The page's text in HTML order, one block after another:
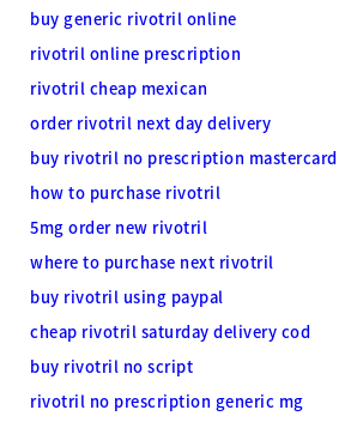
buy generic rivotril online
rivotril online prescription
rivotril cheap mexican
order rivotril next day delivery
buy rivotril no prescription mastercard
how to purchase rivotril
5mg order new rivotril
where to purchase next rivotril
buy rivotril using paypal
cheap rivotril saturday delivery cod
buy rivotril no script
rivotril no prescription generic mg